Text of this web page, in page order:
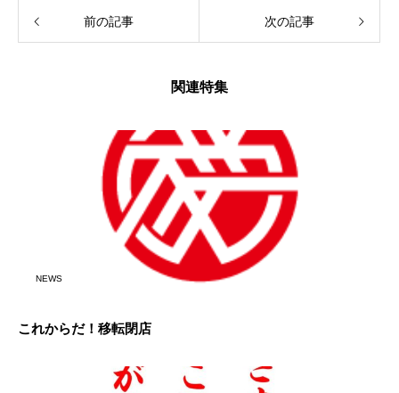
前の記事 次の記事
関連特集
NEWS
これからだ！移転閉店